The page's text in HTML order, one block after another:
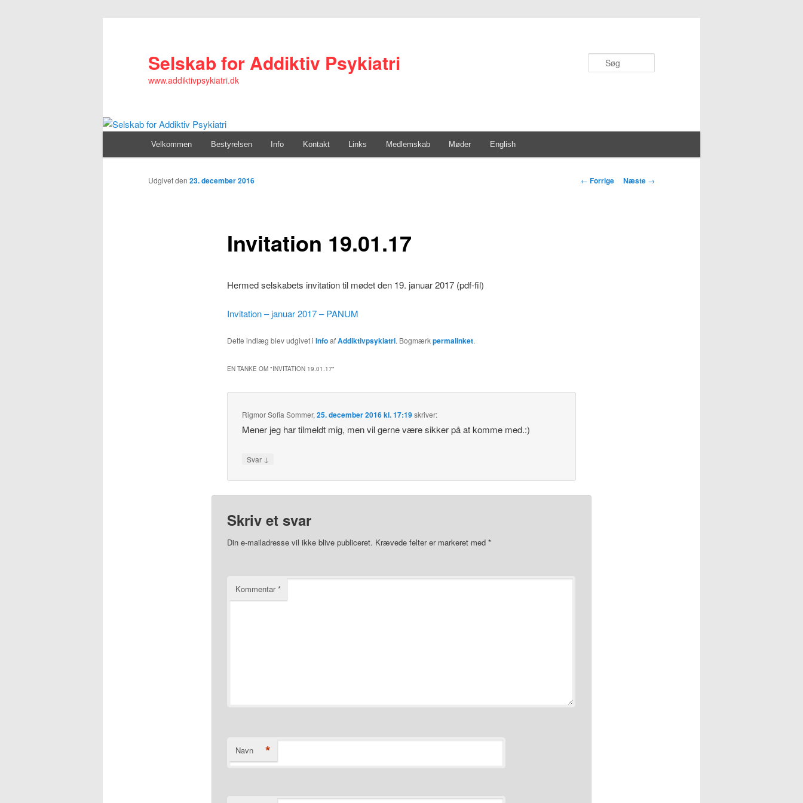
Selskab for Addiktiv Psykiatri
www.addiktivpsykiatri.dk
Fortsæt
til
Velkommen Bestyrelsen Info Kontakt Links Medlemskab Møder English
Indlægs
← Forrige Næste →
Invitation 19.01.17
Udgivet den 23. december 2016
Hermed selskabets invitation til mødet den 19. januar 2017 (pdf-fil)
Invitation – januar 2017 – PANUM
Dette indlæg blev udgivet i InfoafAddiktivpsykiatri. Bogmærkpermalinket.
EN TANKE OM "INVITATION 19.01.17"
Rigmor Sofia Sommer,25. december 2016 kl. 17:19skriver:
Mener jeg har tilmeldt mig, men vil gerne være sikker på at komme med.:)
Svar ↓
Skriv et svar
Din e-mailadresse vil ikke blive publiceret. Krævede felter er markeret med *
Kommentar*
Navn *